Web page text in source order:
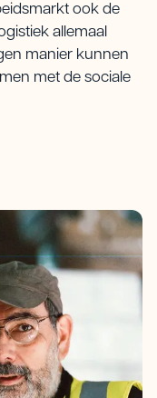
ook de
allemaal
manier kunnen
met de sociale